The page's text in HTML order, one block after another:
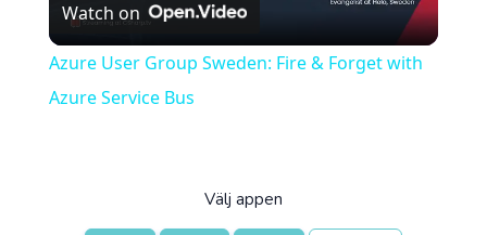
Video
Watch on
Azure User Group Sweden: Fire & Forget with
Azure Service Bus
Välj appen